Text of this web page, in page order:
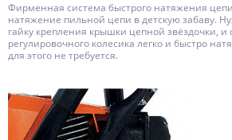
Фирменная система быстрого натяжения
натяжение пильной цепи в детскую забаву.
гайку крепления крышки цепной звёздочки,
регулировочного колесика легко и быстро
для этого не требуется.